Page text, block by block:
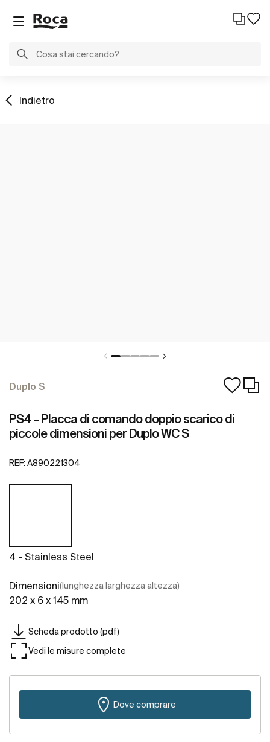
Indietro
Duplo S
PS4 - Placca di comando doppio scarico di
piccole dimensioni per Duplo WC S
REF: A890221304
4 - Stainless Steel
Dimensioni(lunghezza larghezza altezza)
202 x 6 x 145 mm
Scheda prodotto (pdf)
Vedi le misure complete
Dove comprare